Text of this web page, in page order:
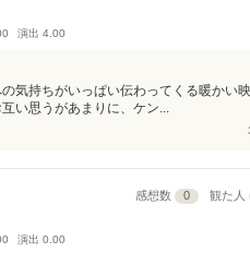
演出 4.00
気持ちがいっぱい伝わってくる暖かい
い思うがあまりに、ケン...
感想数 0 観た人
演出 0.00